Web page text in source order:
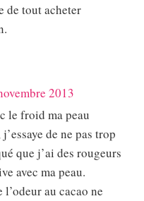
de tout acheter
2013
le froid ma peau
de ne pas trop
que j’ai des rougeurs
avec ma peau.
au cacao ne